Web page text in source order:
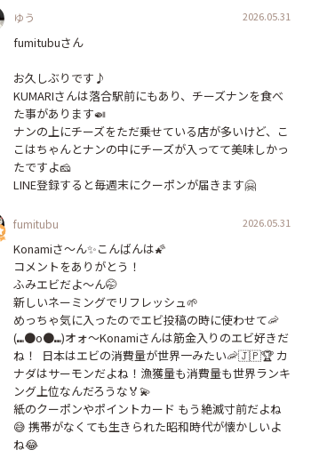
ゆう 2026.05.31
fumitubuさん
お久しぶりです♪
KUMARIさんは落合駅前にもあり、チーズナンを食べ
た事があります🍛
ナンの上にチーズをただ乗せている店が多いけど、こ
こはちゃんとナンの中にチーズが入ってて美味しかっ
たですよ🧀
LINE登録すると毎週末にクーポンが届きます🤗
fumitubu 2026.05.31
Konamiさ〜ん✨️こんばんは🌠
コメントをありがとう！
ふみエビだよ〜ん🤭
新しいネーミングでリフレッシュ🌱‬‪
めっちゃ気に入ったのでエビ投稿の時に使わせて🦐
(⑉●o●⑉)オォ～Konamiさんは筋金入りのエビ好きだ
ね！  日本はエビの消費量が世界一みたい🦐🇯🇵🏆 カ
ナダはサーモンだよね！漁獲量も消費量も世界ランキ
ング上位なんだろうな🏅💫
紙のクーポンやポイントカード もう絶滅寸前だよね
😅 携帯がなくても生きられた昭和時代が懐かしいよ
ね😂